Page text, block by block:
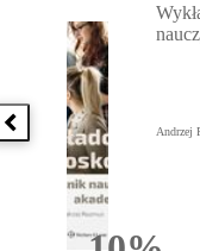
Poprzednia książka Andrzej